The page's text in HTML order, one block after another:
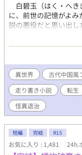
白碧玉（はく・へ
に、前世の記憶がよ
説の悪役だと思い出
違いの弟・天祐（て
にされて魂ごと消滅
厳格な兄に方向転換
いから、冷たい兄の
のだが……。 兄弟仲が
に、なぜか天祐は碧
（カップリング固定〜
です。 ※自分できづい
要です。 ◆2022年5月
ので、既読の方もお
では、規約により兄
兄弟であり、養子にな
異世界 古代中国風
走り書き小説
転生
怪異退治
短編 完結 R15
お気に入り : 1,481 24h.